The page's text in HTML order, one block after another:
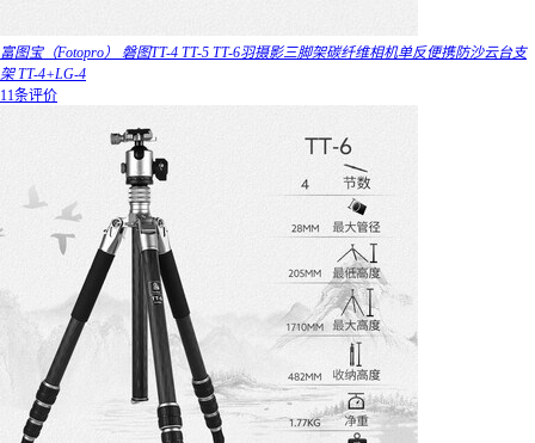
富图宝（Fotopro） 磐图TT-4 TT-5 TT-6羽摄影三脚架碳纤维相机单反便携防沙云台支
架 TT-4+LG-4
11条评价